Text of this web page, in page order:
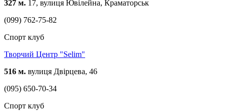
327 м. 17, вулиця Ювілейна, Краматорськ
(099) 762-75-82
Спорт клуб
Творчий Центр "Selim"
516 м. вулиця Двірцева, 46
(095) 650-70-34
Спорт клуб